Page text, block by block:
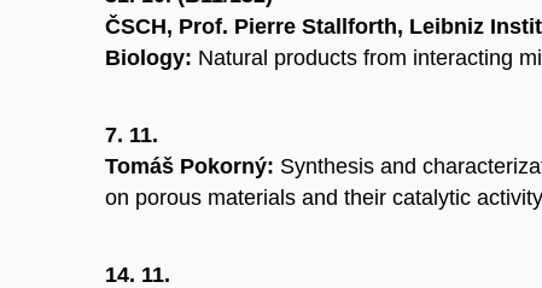
ČSCH, Prof. Pierre Stallforth, Leibniz
Biology: Natural products from interacting
7. 11.
Tomáš Pokorný: Synthesis and
on porous materials and their catalytic activity
14. 11.